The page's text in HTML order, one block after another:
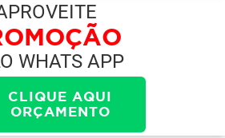
WHATS APP
CLIQUE AQUI
ORÇAMENTO